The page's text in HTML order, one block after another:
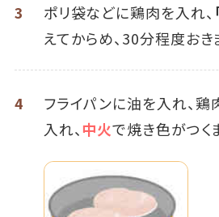
3 ポリ袋などに鶏肉を入れ、
えてからめ、30分程度おき
4
フライパンに油を入れ、
入れ、中火で焼き色がつく